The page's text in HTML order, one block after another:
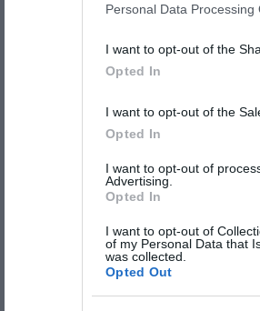
Personal Data Processing
I want to opt-out of the
Opted In
I want to opt-out of the
Opted In
I want to opt-out of
Advertising.
Opted In
I want to opt-out of
of my Personal Data that
was collected.
Opted Out